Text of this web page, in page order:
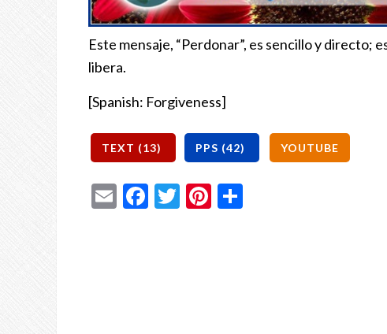
Este mensaje, “Perdonar”, es sencillo y directo;
libera.
[Spanish: Forgiveness]
EmailFacebook
TwitterPinterest